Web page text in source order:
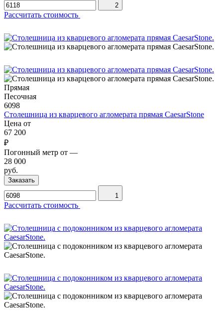
2
Рассчитать стоимость
Прямая
Песочная
6098
Столешница из кварцевого агломерата прямая CaesarStone
Цена от
67 200
₽
Погонный метр от —
28 000
руб.
Заказать
1
Рассчитать стоимость